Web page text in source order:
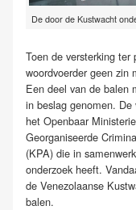
De door de Kustwacht
Toen de versterking ter
woordvoerder geen zin
Een deel van de balen
in beslag genomen.
het Openbaar
Georganiseerde
(KPA) die in
onderzoek heeft.
de Venezolaanse
balen.